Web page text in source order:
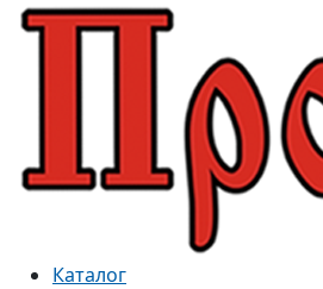
Каталог